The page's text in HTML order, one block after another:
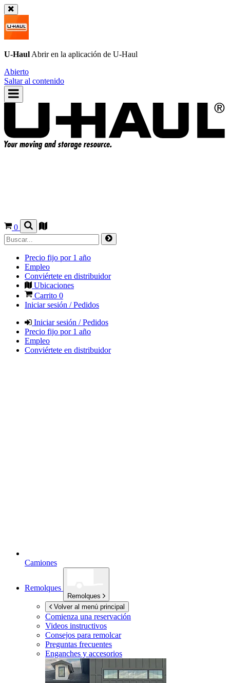
U-Haul Abrir en la aplicación de U-Haul
Abierto
Saltar al contenido
0
Precio fijo por 1 año
Empleo
Conviértete en distribuidor
Ubicaciones
Carrito 0
Iniciar sesión / Pedidos
Iniciar sesión / Pedidos
Precio fijo por 1 año
Empleo
Conviértete en distribuidor
Camiones
Remolques
Remolques
Volver al menú principal
Comienza una reservación
Videos instructivos
Consejos para remolcar
Preguntas frecuentes
Enganches y accesorios